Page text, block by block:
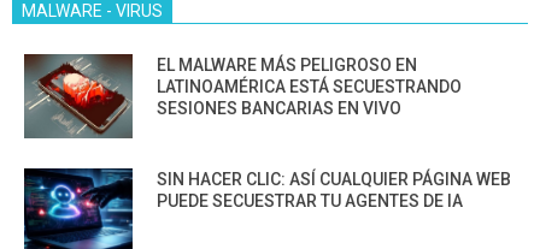
MALWARE - VIRUS
EL MALWARE MÁS PELIGROSO EN
LATINOAMÉRICA ESTÁ SECUESTRANDO
SESIONES BANCARIAS EN VIVO
SIN HACER CLIC: ASÍ CUALQUIER PÁGINA WEB
PUEDE SECUESTRAR TU AGENTES DE IA